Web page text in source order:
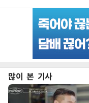
많이 본 기사